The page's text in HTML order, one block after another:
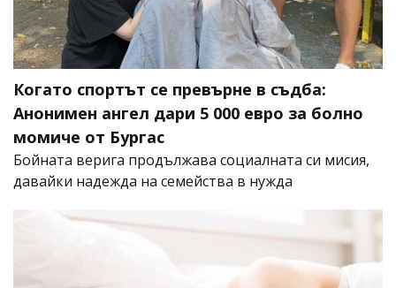
Когато спортът се превърне в съдба:
Анонимен ангел дари 5 000 евро за болно
момиче от Бургас
Бойната верига продължава социалната си мисия,
давайки надежда на семейства в нужда